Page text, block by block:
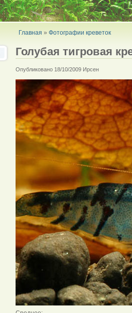
Главная » Фотографии креветок
Голубая тигровая
Опубликовано 18/10/2009 Ирсен